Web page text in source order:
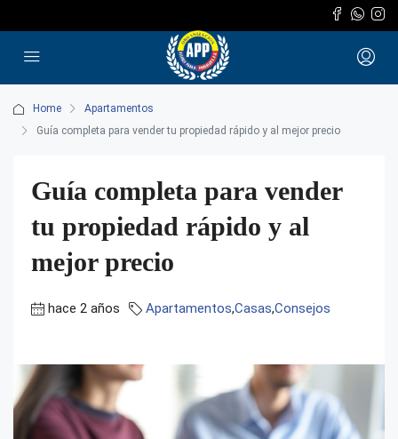
Home
Apartamentos
Guía completa para vender tu propiedad rápido y al mejor precio
Guía completa para vender
tu propiedad rápido y al
mejor precio
hace 2 años Apartamentos,Casas,Consejos